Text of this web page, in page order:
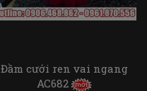
Đầm cưới ren vai ngang
AC682